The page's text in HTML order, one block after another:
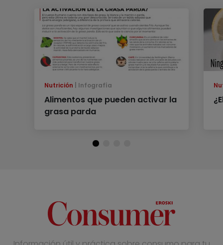
Nutrición Infografía
Alimentos que pueden activar la
grasa parda